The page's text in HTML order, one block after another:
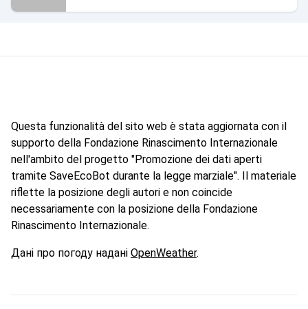
Questa funzionalità del sito web è stata aggiornata con il
supporto della Fondazione Rinascimento Internazionale
nell'ambito del progetto "Promozione dei dati aperti
tramite SaveEcoBot durante la legge marziale". Il materiale
riflette la posizione degli autori e non coincide
necessariamente con la posizione della Fondazione
Rinascimento Internazionale.
Дані про погоду надані OpenWeather.